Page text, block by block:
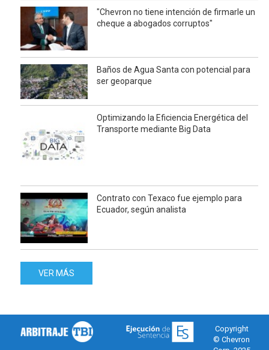
"Chevron no tiene intención de firmarle un
cheque a abogados corruptos"
Baños de Agua Santa con potencial para
ser geoparque
Optimizando la Eficiencia Energética del
Transporte mediante Big Data
Contrato con Texaco fue ejemplo para
Ecuador, según analista
VER MÁS
Copyright
© Chevron